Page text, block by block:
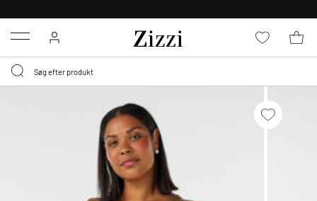
Menu